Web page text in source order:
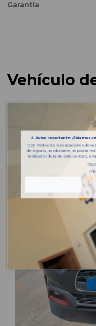
Garantia
Vehículo
⚠️ Aviso importante: ¡Estamos
Con motivo de las vacaciones de
de Agosto, no obstante, se podrá
realizados durante este periodo,
Os